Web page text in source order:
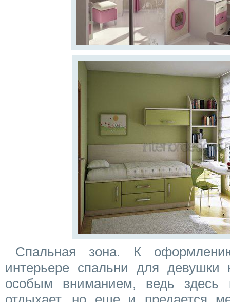
Спальная зона. К
интерьере спальни для девушки
особым вниманием, ведь здесь